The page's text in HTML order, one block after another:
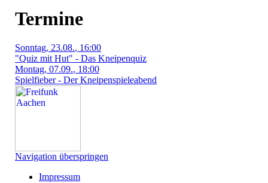
Termine
Sonntag, 23.08., 16:00
"Quiz mit Hut" - Das Kneipenquiz
Montag, 07.09., 18:00
Spielfieber - Der Kneipenspieleabend
Navigation überspringen
Impressum